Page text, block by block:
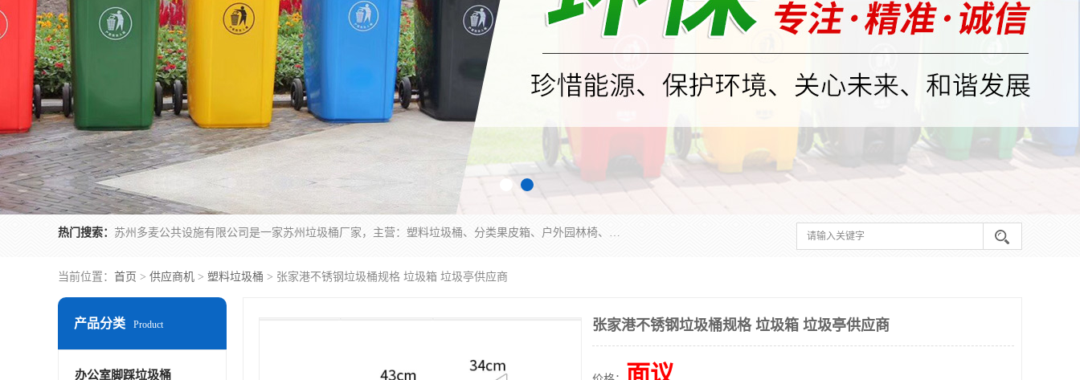
热门搜索： 苏州多麦公共设施有限公司是一家苏州垃圾桶厂家，主营：塑料垃圾桶、分类果皮箱、户外园林椅、保安岗亭等产品厂家。全国统一热线电话：17105580222。公司组建完善的团队。设计人员，能根据客户要求，提供适合的设计方案，来满足客户的需求。
当前位置： 首页 > 供应商机 > 塑料垃圾桶 > 张家港不锈钢垃圾桶规格 垃圾箱 垃圾亭供应商
产品分类 Product
办公室脚踩垃圾桶
张家港不锈钢垃圾桶规格 垃圾箱 垃圾亭供应商
面议